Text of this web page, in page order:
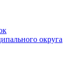
округа